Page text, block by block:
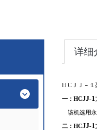
详细
H C ＪＪ－
一： HCJJ-1
该机选用
二： HCJJ-1